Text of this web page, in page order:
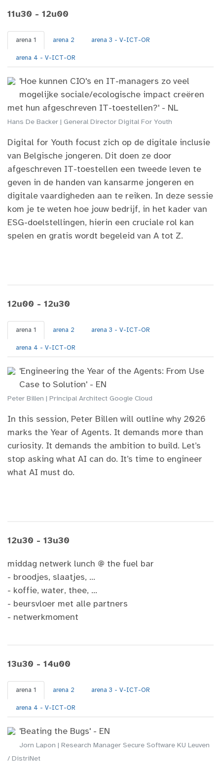
11u30 - 12u00
arena 1 arena 2 arena 3 - V-ICT-OR
arena 4 - V-ICT-OR
'Hoe kunnen CIO's en IT-managers zo veel
mogelijke sociale/ecologische impact creëren
met hun afgeschreven IT-toestellen?' - NL
Hans De Backer | General Director Digital For Youth
Digital for Youth focust zich op de digitale inclusie
van Belgische jongeren. Dit doen ze door
afgeschreven IT-toestellen een tweede leven te
geven in de handen van kansarme jongeren en
digitale vaardigheden aan te reiken. In deze sessie
kom je te weten hoe jouw bedrijf, in het kader van
ESG-doelstellingen, hierin een cruciale rol kan
spelen en gratis wordt begeleid van A tot Z.
12u00 - 12u30
arena 1 arena 2 arena 3 - V-ICT-OR
arena 4 - V-ICT-OR
'Engineering the Year of the Agents: From Use
Case to Solution' - EN
Peter Billen | Principal Architect Google Cloud
In this session, Peter Billen will outline why 2026
marks the Year of Agents. It demands more than
curiosity. It demands the ambition to build. Let’s
stop asking what AI can do. It’s time to engineer
what AI must do.
12u30 - 13u30
middag netwerk lunch @ the fuel bar
- broodjes, slaatjes, ...
- koffie, water, thee, ...
- beursvloer met alle partners
- netwerkmoment
13u30 - 14u00
arena 1 arena 2 arena 3 - V-ICT-OR
arena 4 - V-ICT-OR
'Beating the Bugs' - EN
Jorn Lapon | Research Manager Secure Software KU Leuven
/ DistriNet